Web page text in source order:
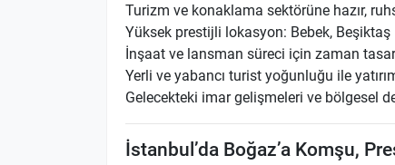
Turizm ve konaklama sektörüne hazır,
Yüksek prestijli lokasyon: Bebek, Beşiktaş
İnşaat ve lansman süreci için zaman
Yerli ve yabancı turist yoğunluğu ile
Gelecekteki imar gelişmeleri ve bölgesel
İstanbul’da Boğaz’a Komşu,